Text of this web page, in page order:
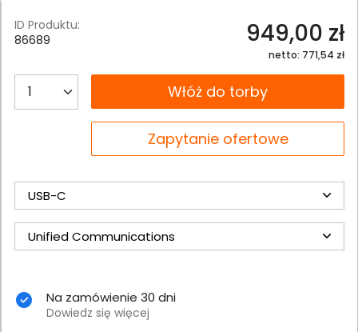
ID Produktu:
86689
949,00 zł
netto: 771,54 zł
__B2C.PRODUCT.QUANTITYWłóż do torby
Zapytanie ofertowe
USB-C
Unified Communications
Na zamówienie 30 dni
Dowiedz się więcej